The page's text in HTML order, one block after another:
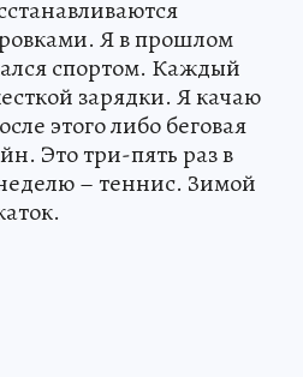
Я в прошлом
спортом. Каждый
зарядки. Я качаю
этого либо беговая
Это три-пять раз в
– теннис. Зимой